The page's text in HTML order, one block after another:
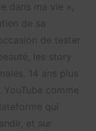
dans ma vie »,
de sa
de tester
les story
14 ans plus
comme
qui
et sur